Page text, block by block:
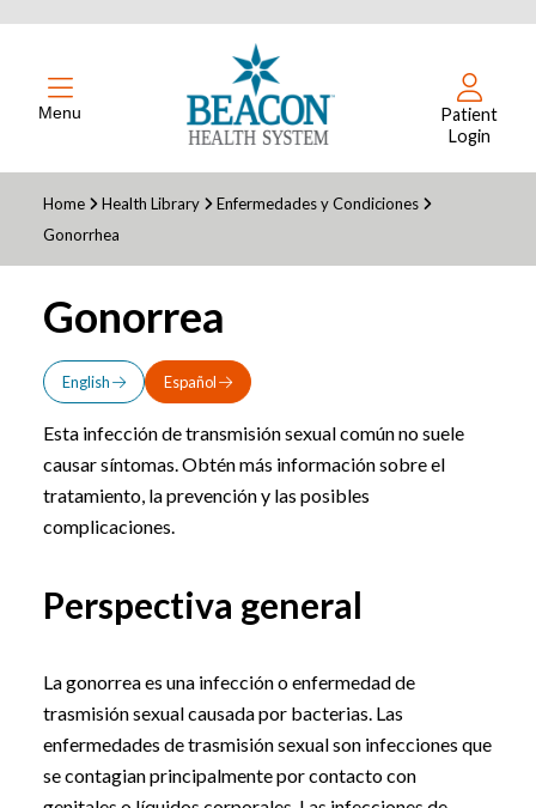
Menu
Patient
Login
Home Health Library
Enfermedades y Condiciones
Gonorrhea
Gonorrea
English Español
Esta infección de transmisión sexual común no suele
causar síntomas. Obtén más información sobre el
tratamiento, la prevención y las posibles
complicaciones.
Perspectiva general
La gonorrea es una infección o enfermedad de
trasmisión sexual causada por bacterias. Las
enfermedades de trasmisión sexual son infecciones que
se contagian principalmente por contacto con